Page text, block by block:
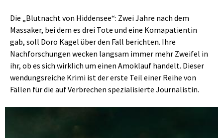
Die „Blutnacht von Hiddensee“: Zwei Jahre nach dem
Massaker, bei dem es drei Tote und eine Komapatientin
gab, soll Doro Kagel über den Fall berichten. Ihre
Nachforschungen wecken langsam immer mehr Zweifel in
ihr, ob es sich wirklich um einen Amoklauf handelt. Dieser
wendungsreiche Krimi ist der erste Teil einer Reihe von
Fällen für die auf Verbrechen spezialisierte Journalistin.